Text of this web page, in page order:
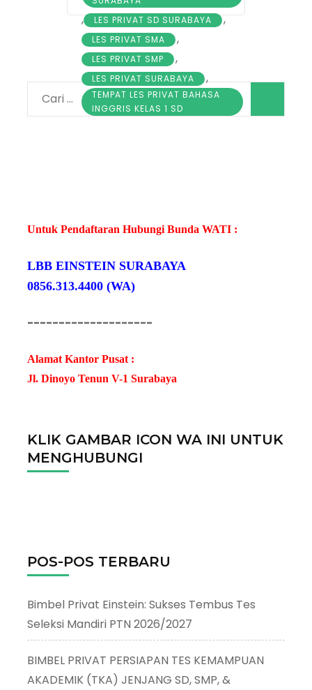
, LES PRIVAT SD SURABAYA ,
LES PRIVAT SMA ,
LES PRIVAT SMP ,
LES PRIVAT SURABAYA ,
TEMPAT LES PRIVAT BAHASA
INGGRIS KELAS 1 SD
Cari
untuk:
Untuk Pendaftaran Hubungi Bunda WATI :
LBB EINSTEIN SURABAYA
0856.313.4400 (WA)
--------------------
Alamat Kantor Pusat :
Jl. Dinoyo Tenun V-1 Surabaya
KLIK GAMBAR ICON WA INI UNTUK
MENGHUBUNGI
POS-POS TERBARU
Bimbel Privat Einstein: Sukses Tembus Tes
Seleksi Mandiri PTN 2026/2027
BIMBEL PRIVAT PERSIAPAN TES KEMAMPUAN
AKADEMIK (TKA) JENJANG SD, SMP, &